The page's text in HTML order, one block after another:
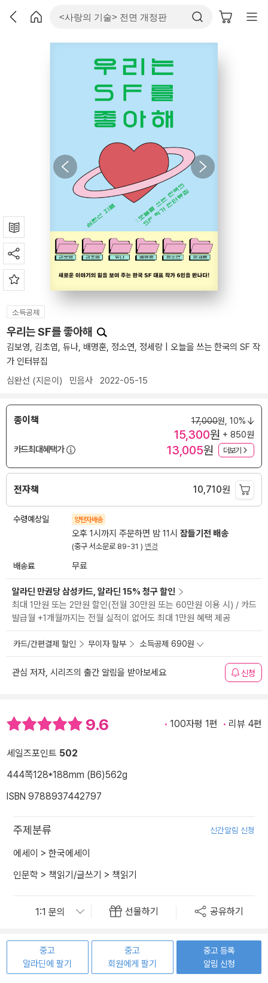
소득공제
우리는 SF를 좋아해
김보영, 김초엽, 듀나, 배명훈, 정소연, 정세랑 | 오늘을 쓰는 한국의 SF 작
가 인터뷰집
심완선 (지은이) 민음사 2022-05-15
종이책 17,000원, 10%
15,300원 + 850원
카드최대혜택가
13,005원 더보기
전자책 10,710원
수령예상일 양탄자배송
오후 1시까지 주문하면 밤 11시 잠들기전 배송
(중구 서소문로 89-31 ) 변경
배송료 무료
알라딘 만권당 삼성카드, 알라딘 15% 청구 할인
최대 1만원 또는 2만원 할인(전월 30만원 또는 60만원 이용 시) / 카드
발급월 +1개월까지는 전월 실적이 없어도 최대 1만원 혜택 제공
카드/간편결제 할인 무이자 할부 소득공제 690원
관심 저자, 시리즈의 출간 알림을 받아보세요 신청
9.6 100자평 1편 리뷰 4편
세일즈포인트 502
444쪽128*188mm (B6)562g
ISBN 9788937442797
주제분류 신간알림 신청
에세이 > 한국에세이
인문학 > 책읽기/글쓰기 > 책읽기
선물하기 공유하기
중고
알라딘에 팔기
중고
회원에게 팔기
중고 등록
알림 신청